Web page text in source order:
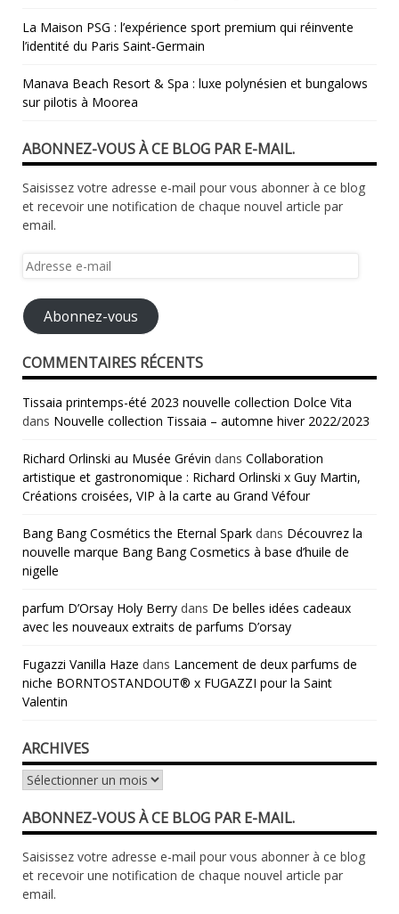
La Maison PSG : l’expérience sport premium qui réinvente
l’identité du Paris Saint‑Germain
Manava Beach Resort & Spa : luxe polynésien et bungalows
sur pilotis à Moorea
ABONNEZ-VOUS À CE BLOG PAR E-MAIL.
Saisissez votre adresse e-mail pour vous abonner à ce blog
et recevoir une notification de chaque nouvel article par
email.
Adresse
mail
Abonnez-vous
COMMENTAIRES RÉCENTS
Tissaia printemps-été 2023 nouvelle collection Dolce Vita
dans Nouvelle collection Tissaia – automne hiver 2022/2023
Richard Orlinski au Musée Grévin dans Collaboration
artistique et gastronomique : Richard Orlinski x Guy Martin,
Créations croisées, VIP à la carte au Grand Véfour
Bang Bang Cosmétics the Eternal Spark dans Découvrez la
nouvelle marque Bang Bang Cosmetics à base d’huile de
nigelle
parfum D’Orsay Holy Berry dans De belles idées cadeaux
avec les nouveaux extraits de parfums D’orsay
Fugazzi Vanilla Haze dans Lancement de deux parfums de
niche BORNTOSTANDOUT® x FUGAZZI pour la Saint
Valentin
ARCHIVES
Archives
ABONNEZ-VOUS À CE BLOG PAR E-MAIL.
Saisissez votre adresse e-mail pour vous abonner à ce blog
et recevoir une notification de chaque nouvel article par
email.